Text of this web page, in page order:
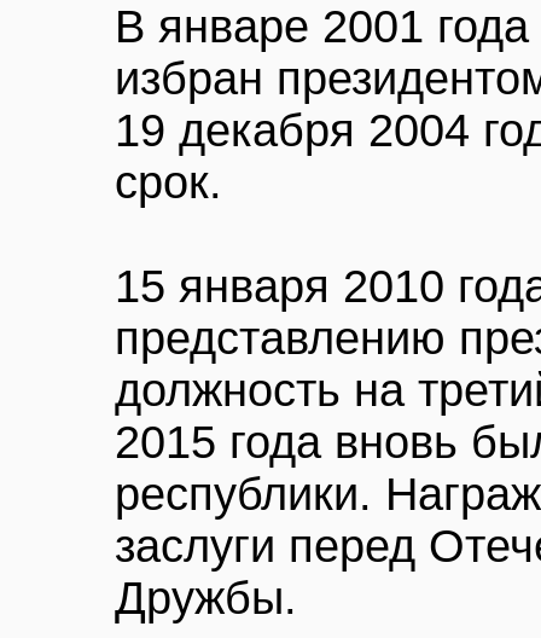
В январе 2001
избран
19 декабря 2004
срок.
15 января 2010
представлению
должность на
2015 года вновь
республики.
заслуги перед
Дружбы.